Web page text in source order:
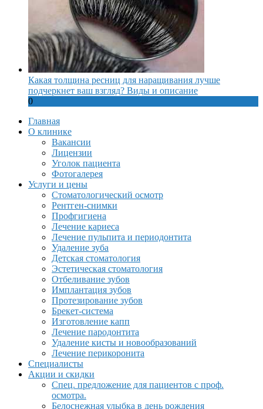
Какая толщина ресниц для наращивания лучше
подчеркнет ваш взгляд? Виды и описание
0
Главная
О клинике
Вакансии
Лицензии
Уголок пациента
Фотогалерея
Услуги и цены
Стоматологический осмотр
Рентген-снимки
Профгигиена
Лечение кариеса
Лечение пульпита и периодонтита
Удаление зуба
Детская стоматология
Эстетическая стоматология
Отбеливание зубов
Имплантация зубов
Протезирование зубов
Брекет-система
Изготовление капп
Лечение пародонтита
Удаление кисты и новообразований
Лечение перикоронита
Специалисты
Акции и скидки
Спец. предложение для пациентов с проф.
осмотра.
Белоснежная улыбка в день рождения